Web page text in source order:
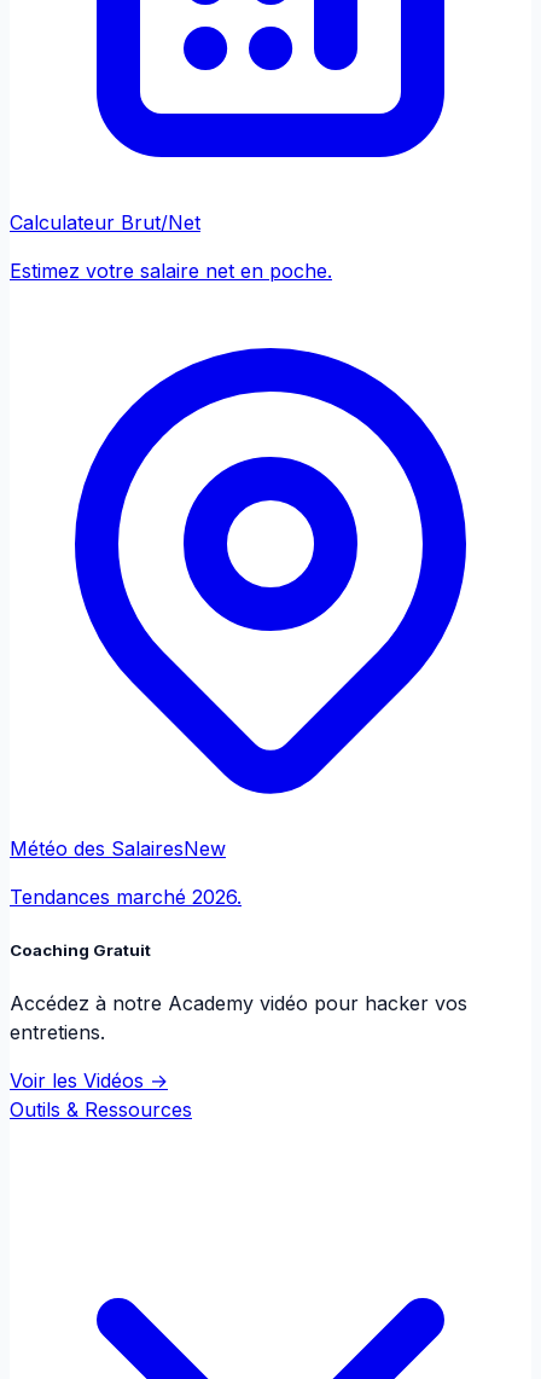
Calculateur Brut/Net
Estimez votre salaire net en poche.
Météo des SalairesNew
Tendances marché 2026.
Coaching Gratuit
Accédez à notre Academy vidéo pour hacker vos
entretiens.
Voir les Vidéos →
Outils & Ressources